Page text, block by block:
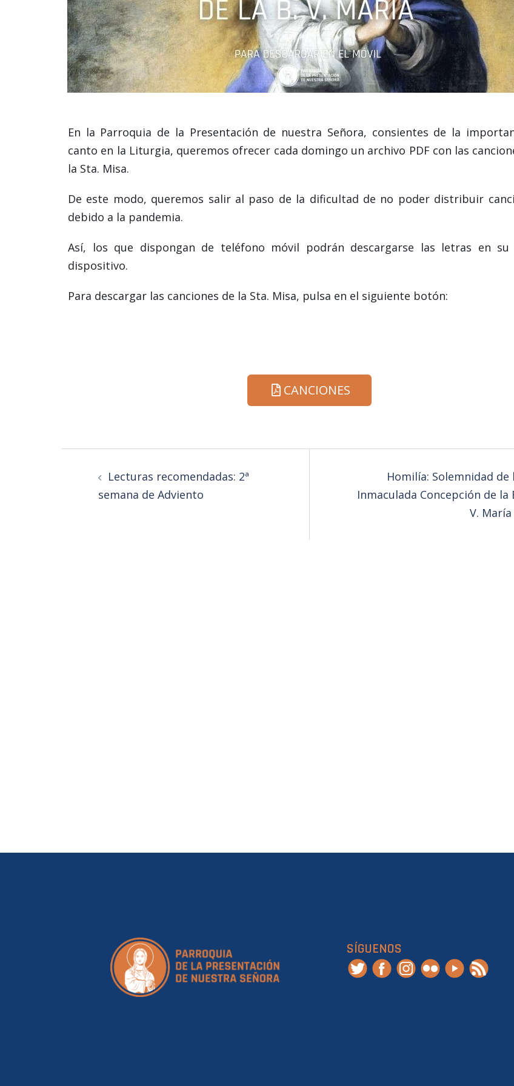
En la Parroquia de la Presentación de nuestra Señora, consientes de la
canto en la Liturgia, queremos ofrecer cada domingo un archivo PDF con las
la Sta. Misa.
De este modo, queremos salir al paso de la dificultad de no poder distribuir
debido a la pandemia.
Así, los que dispongan de teléfono móvil podrán descargarse las letras en
dispositivo.
Para descargar las canciones de la Sta. Misa, pulsa en el siguiente botón:
CANCIONES
Lecturas recomendadas: 2ª
semana de Adviento
Homilía: Solemnidad de
Inmaculada Concepción de la
V. María
SÍGUENOS